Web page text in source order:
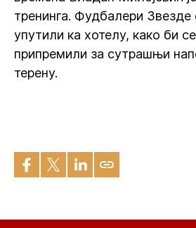
тренинга. Фудбалери Звезде
упутили ка хотелу, како би
припремили за сутрашњи
терену.